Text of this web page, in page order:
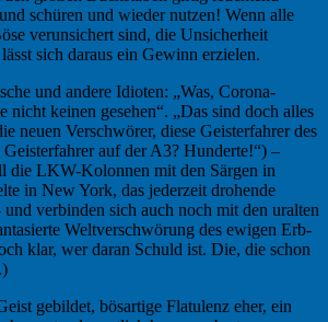
schüren und wieder nutzen! Wenn alle
verunsichert sind, die Unsicherheit
sich daraus ein Gewinn erzielen.
und andere Idioten: „Was, Corona-
nicht keinen gesehen“. „Das sind doch alles
neuen Verschwörer, diese Geisterfahrer des
Geisterfahrer auf der A3? Hunderte!“) –
die LKW-Kolonnen mit den Särgen in
in New York, das jederzeit drohende
verbinden sich auch noch mit den uralten
Weltverschwörung des ewigen Erb-
klar, wer daran Schuld ist. Die, die schon
gebildet, bösartige Flatulenz eher, ein